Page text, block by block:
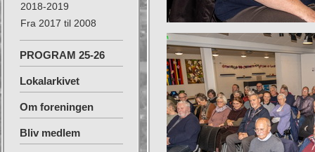
2018-2019
Fra 2017 til 2008
PROGRAM 25-26
Lokalarkivet
Om foreningen
Bliv medlem